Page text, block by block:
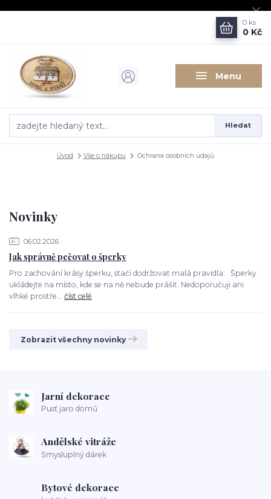
Menu
Hledat
0 ks
0 Kč
Úvod Vše o nákupu Ochrana osobních údajů
Novinky
06.02.2026
Jak správně pečovat o šperky
Pro zachování krásy šperku, stačí dodržovat malá pravidla: Šperky
ukládejte na místo, kde se na ně nebude prášit. Nedoporučuji ani
vlhké prostře... číst celé
Zobrazit všechny novinky
Jarní dekorace
Pusť jaro domů
Andělské vitráže
Smysluplný dárek
Bytové dekorace